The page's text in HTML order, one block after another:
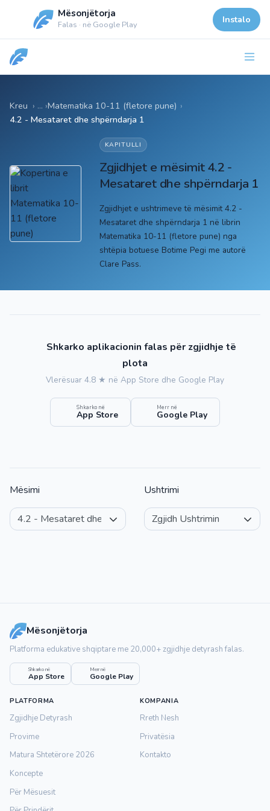
Mësonjëtorja
Falas · në Google Play Instalo
Kreu Matematika 10-11 (fletore pune) ›
4.2 - Mesataret dhe shpërndarja 1
KAPITULLI
Zgjidhjet e mësimit 4.2 -
Mesataret dhe shpërndarja 1
Zgjidhjet e ushtrimeve të mësimit 4.2 -
Mesataret dhe shpërndarja 1 në librin
Matematika 10-11 (fletore pune) nga
shtëpia botuese Botime Pegi me autorë
Clare Pass.
Shkarko aplikacionin falas për zgjidhje të
plota
Vlerësuar 4.8 ★ në App Store dhe Google Play
Shkarko në
App Store
Merr në
Google Play
Mësimi Ushtrimi
Mësonjëtorja
Platforma edukative shqiptare me 20,000+ zgjidhje detyrash falas.
Shkarko në
App Store
Merr në
Google Play
PLATFORMA
Zgjidhje Detyrash
Provime
Matura Shtetërore 2026
Koncepte
Për Mësuesit
KOMPANIA
Rreth Nesh
Privatësia
Kontakto